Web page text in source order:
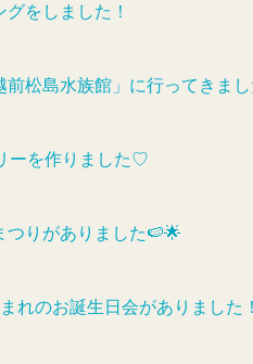
をしました！
松島水族館」に行ってきま
ーを作りました♡
りがありました🍉🌟
れのお誕生日会がありました